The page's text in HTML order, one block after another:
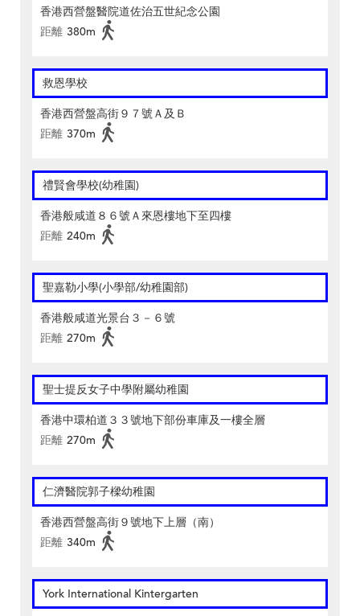
香港西營盤醫院道佐治五世紀念公園
距離 380m
救恩學校
香港西營盤高街９７號Ａ及Ｂ
距離 370m
禮賢會學校(幼稚園)
香港般咸道８６號Ａ來恩樓地下至四樓
距離 240m
聖嘉勒小學(小學部/幼稚園部)
香港般咸道光景台３－６號
距離 270m
聖士提反女子中學附屬幼稚園
香港中環柏道３３號地下部份車庫及一樓全層
距離 270m
仁濟醫院郭子樑幼稚園
香港西營盤高街９號地下上層（南）
距離 340m
York International Kintergarten